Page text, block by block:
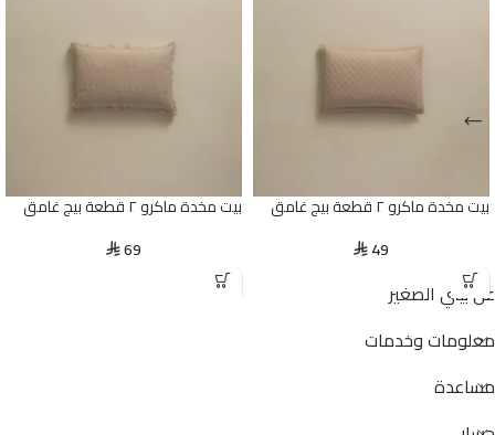
بيت مخدة ماكرو ٢ قطعة بيج غامق
⃁ 49
بيت مخدة ماكرو ٢ قطعة بيج غامق
⃁ 69
عن بيتي الصغير
معلومات وخدمات
مساعدة